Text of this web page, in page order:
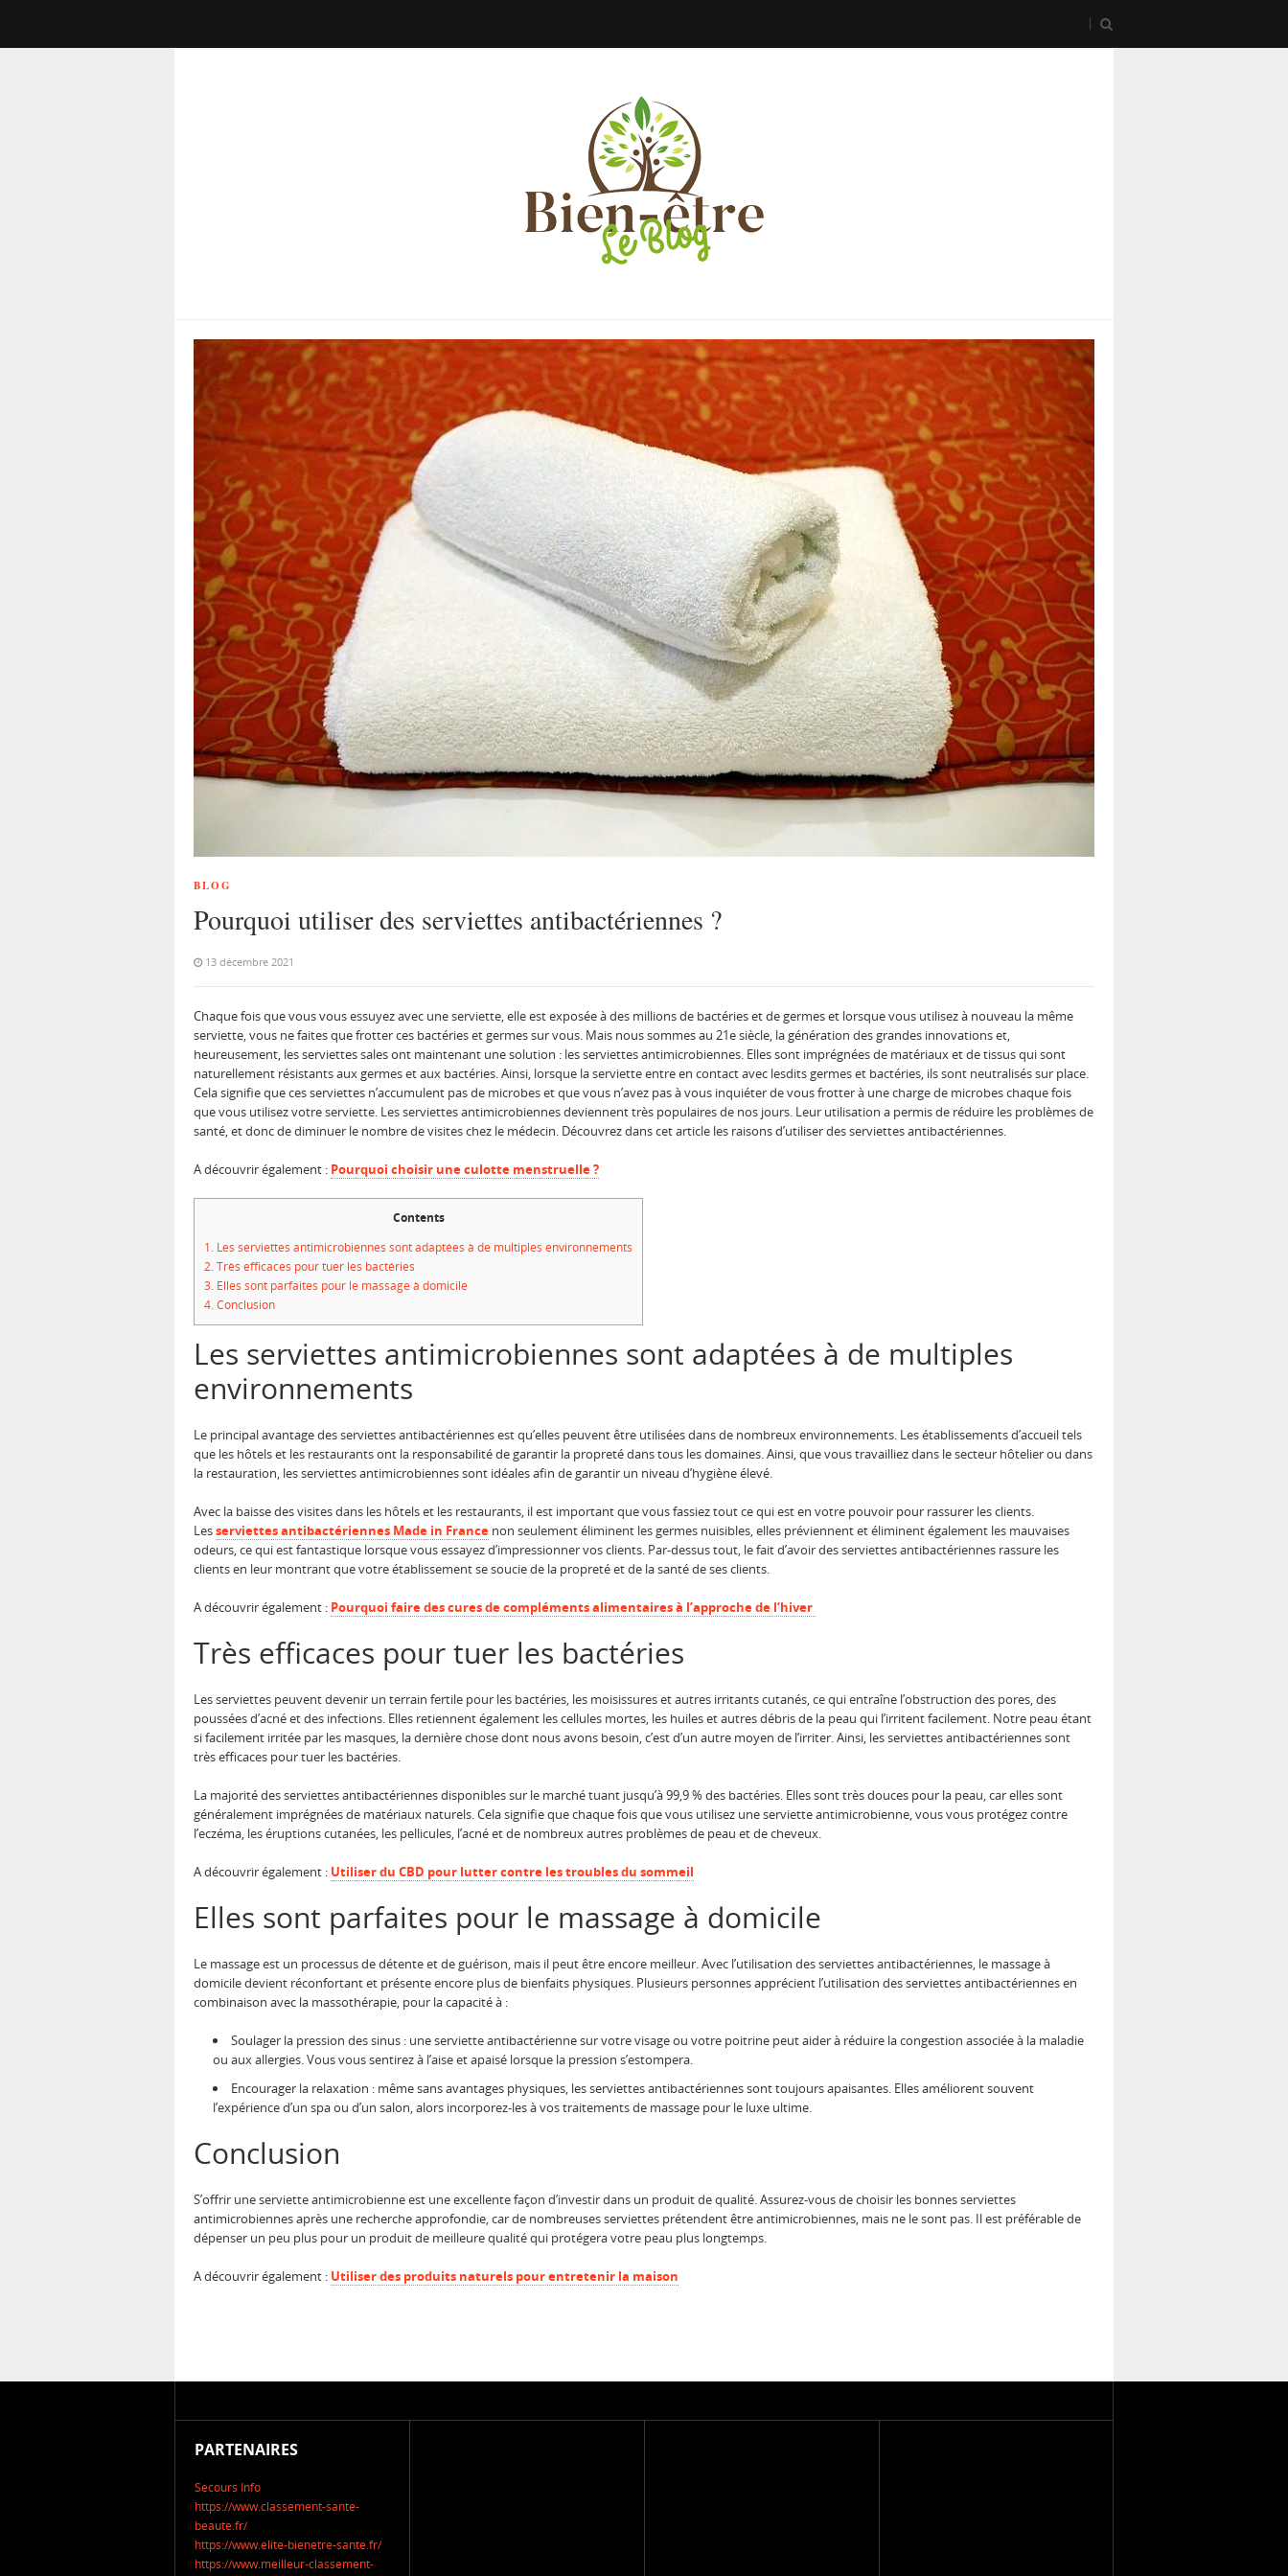
BLOG
Pourquoi utiliser des serviettes antibactériennes ?
13 décembre 2021
Chaque fois que vous vous essuyez avec une serviette, elle est exposée à des millions de bactéries et de germes et lorsque vous utilisez à nouveau la même
serviette, vous ne faites que frotter ces bactéries et germes sur vous. Mais nous sommes au 21e siècle, la génération des grandes innovations et,
heureusement, les serviettes sales ont maintenant une solution : les serviettes antimicrobiennes. Elles sont imprégnées de matériaux et de tissus qui sont
naturellement résistants aux germes et aux bactéries. Ainsi, lorsque la serviette entre en contact avec lesdits germes et bactéries, ils sont neutralisés sur place.
Cela signifie que ces serviettes n’accumulent pas de microbes et que vous n’avez pas à vous inquiéter de vous frotter à une charge de microbes chaque fois
que vous utilisez votre serviette. Les serviettes antimicrobiennes deviennent très populaires de nos jours. Leur utilisation a permis de réduire les problèmes de
santé, et donc de diminuer le nombre de visites chez le médecin. Découvrez dans cet article les raisons d’utiliser des serviettes antibactériennes.
A découvrir également : Pourquoi choisir une culotte menstruelle ?
Contents
1. Les serviettes antimicrobiennes sont adaptées à de multiples environnements
2.Très efficaces pour tuer les bactéries
3. Elles sont parfaites pour le massage à domicile
4.Conclusion
Les serviettes antimicrobiennes sont adaptées à de multiples
environnements
Le principal avantage des serviettes antibactériennes est qu’elles peuvent être utilisées dans de nombreux environnements. Les établissements d’accueil tels
que les hôtels et les restaurants ont la responsabilité de garantir la propreté dans tous les domaines. Ainsi, que vous travailliez dans le secteur hôtelier ou dans
la restauration, les serviettes antimicrobiennes sont idéales afin de garantir un niveau d’hygiène élevé.
Avec la baisse des visites dans les hôtels et les restaurants, il est important que vous fassiez tout ce qui est en votre pouvoir pour rassurer les clients.
Lesserviettes antibactériennes Made in France non seulement éliminent les germes nuisibles, elles préviennent et éliminent également les mauvaises
odeurs, ce qui est fantastique lorsque vous essayez d’impressionner vos clients. Par-dessus tout, le fait d’avoir des serviettes antibactériennes rassure les
clients en leur montrant que votre établissement se soucie de la propreté et de la santé de ses clients.
A découvrir également : Pourquoi faire des cures de compléments alimentaires à l’approche de l’hiver
Très efficaces pour tuer les bactéries
Les serviettes peuvent devenir un terrain fertile pour les bactéries, les moisissures et autres irritants cutanés, ce qui entraîne l’obstruction des pores, des
poussées d’acné et des infections. Elles retiennent également les cellules mortes, les huiles et autres débris de la peau qui l’irritent facilement. Notre peau étant
si facilement irritée par les masques, la dernière chose dont nous avons besoin, c’est d’un autre moyen de l’irriter. Ainsi, les serviettes antibactériennes sont
très efficaces pour tuer les bactéries.
La majorité des serviettes antibactériennes disponibles sur le marché tuant jusqu’à 99,9 % des bactéries. Elles sont très douces pour la peau, car elles sont
généralement imprégnées de matériaux naturels. Cela signifie que chaque fois que vous utilisez une serviette antimicrobienne, vous vous protégez contre
l’eczéma, les éruptions cutanées, les pellicules, l’acné et de nombreux autres problèmes de peau et de cheveux.
A découvrir également : Utiliser du CBD pour lutter contre les troubles du sommeil
Elles sont parfaites pour le massage à domicile
Le massage est un processus de détente et de guérison, mais il peut être encore meilleur. Avec l’utilisation des serviettes antibactériennes, le massage à
domicile devient réconfortant et présente encore plus de bienfaits physiques. Plusieurs personnes apprécient l’utilisation des serviettes antibactériennes en
combinaison avec la massothérapie, pour la capacité à :
Soulager la pression des sinus : une serviette antibactérienne sur votre visage ou votre poitrine peut aider à réduire la congestion associée à la maladie
ou aux allergies. Vous vous sentirez à l’aise et apaisé lorsque la pression s’estompera.
Encourager la relaxation : même sans avantages physiques, les serviettes antibactériennes sont toujours apaisantes. Elles améliorent souvent
l’expérience d’un spa ou d’un salon, alors incorporez-les à vos traitements de massage pour le luxe ultime.
Conclusion
S’offrir une serviette antimicrobienne est une excellente façon d’investir dans un produit de qualité. Assurez-vous de choisir les bonnes serviettes
antimicrobiennes après une recherche approfondie, car de nombreuses serviettes prétendent être antimicrobiennes, mais ne le sont pas. Il est préférable de
dépenser un peu plus pour un produit de meilleure qualité qui protégera votre peau plus longtemps.
A découvrir également : Utiliser des produits naturels pour entretenir la maison
PARTENAIRES
Secours Info
https://www.classement-sante-
beaute.fr/
https://www.elite-bienetre-sante.fr/
https://www.meilleur-classement-